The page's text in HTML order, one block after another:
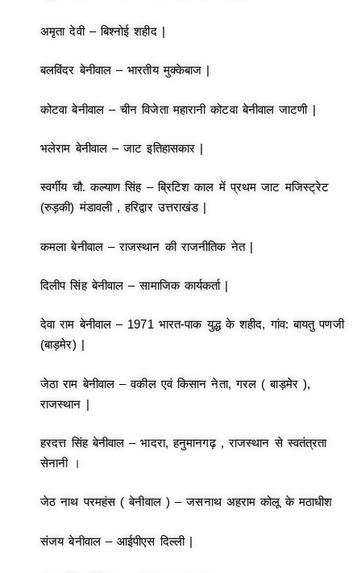
अमृता देवी – बिश्नोई शहीद |
बलविंदर बेनीवाल – भारतीय मुक्केबाज |
कोटवा बेनीवाल – चीन विजेता महारानी कोटवा बेनीवाल जाटणी |
भलेराम बेनीवाल – जाट इतिहासकार |
स्वर्गीय चौ. कल्याण सिंह – ब्रिटिश काल में प्रथम जाट मजिस्ट्रेट
(रुड़की) मंडावली , हरिद्वार उत्तराखंड |
कमला बेनीवाल – राजस्थान की राजनीतिक नेत |
दिलीप सिंह बेनीवाल – सामाजिक कार्यकर्ता |
देवा राम बेनीवाल – 1971 भारत-पाक युद्ध के शहीद, गांव: बायतु पणजी
(बाड़मेर) |
जेठा राम बेनीवाल – वकील एवं किसान नेता, गरल ( बाड़मेर ),
राजस्थान |
हरदत्त सिंह बेनीवाल – भादरा, हनुमानगढ़ , राजस्थान से स्वतंत्रता
सेनानी ।
जेठ नाथ परमहंस ( बेनीवाल ) – जसनाथ अहराम कोलू के मठाधीश
संजय बेनीवाल – आईपीएस दिल्ली |